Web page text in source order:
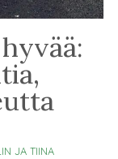
JA TIINA